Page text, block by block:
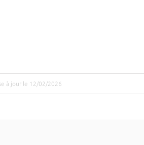
à jour le 12/02/2026